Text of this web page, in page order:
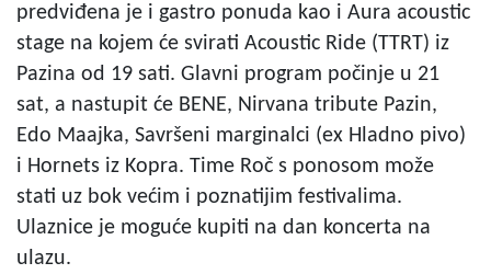
predviđena je i gastro ponuda kao i Aura acoustic
stage na kojem će svirati Acoustic Ride (TTRT) iz
Pazina od 19 sati. Glavni program počinje u 21
sat, a nastupit će BENE, Nirvana tribute Pazin,
Edo Maajka, Savršeni marginalci (ex Hladno pivo)
i Hornets iz Kopra. Time Roč s ponosom može
stati uz bok većim i poznatijim festivalima.
Ulaznice je moguće kupiti na dan koncerta na
ulazu.